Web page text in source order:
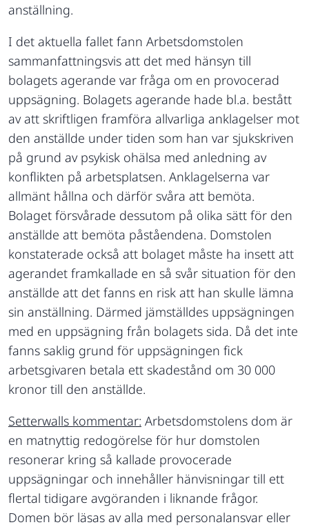
anställning.
I det aktuella fallet fann Arbetsdomstolen
sammanfattningsvis att det med hänsyn till
bolagets agerande var fråga om en provocerad
uppsägning. Bolagets agerande hade bl.a. bestått
av att skriftligen framföra allvarliga anklagelser mot
den anställde under tiden som han var sjukskriven
på grund av psykisk ohälsa med anledning av
konflikten på arbetsplatsen. Anklagelserna var
allmänt hållna och därför svåra att bemöta.
Bolaget försvårade dessutom på olika sätt för den
anställde att bemöta påståendena. Domstolen
konstaterade också att bolaget måste ha insett att
agerandet framkallade en så svår situation för den
anställde att det fanns en risk att han skulle lämna
sin anställning. Därmed jämställdes uppsägningen
med en uppsägning från bolagets sida. Då det inte
fanns saklig grund för uppsägningen fick
arbetsgivaren betala ett skadestånd om 30 000
kronor till den anställde.
Setterwalls kommentar: Arbetsdomstolens dom är
en matnyttig redogörelse för hur domstolen
resonerar kring så kallade provocerade
uppsägningar och innehåller hänvisningar till ett
flertal tidigare avgöranden i liknande frågor.
Domen bör läsas av alla med personalansvar eller